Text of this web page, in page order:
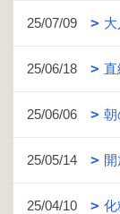
25/07/09
25/06/18 直
25/06/06 朝
25/05/14
25/04/10 化